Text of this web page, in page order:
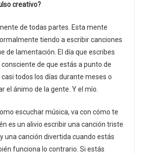
creativo?
de todas partes. Esta mente
tiendo a escribir canciones
de lamentación. El día que escribes
de que estás a punto de
todos los días durante meses o
el ánimo de la gente. Y el mío.
escuchar música, va con cómo te
es un alivio escribir una canción triste
una canción divertida cuando estás
funciona lo contrario. Si estás